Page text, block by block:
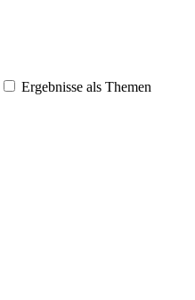
Ergebnisse als Themen